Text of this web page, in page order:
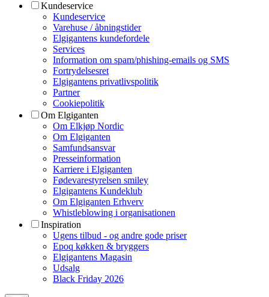
Kundeservice
Kundeservice
Varehuse / åbningstider
Elgigantens kundefordele
Services
Information om spam/phishing-emails og SMS
Fortrydelsesret
Elgigantens privatlivspolitik
Partner
Cookiepolitik
Om Elgiganten
Om Elkjøp Nordic
Om Elgiganten
Samfundsansvar
Presseinformation
Karriere i Elgiganten
Fødevarestyrelsen smiley
Elgigantens Kundeklub
Om Elgiganten Erhverv
Whistleblowing i organisationen
Inspiration
Ugens tilbud - og andre gode priser
Epoq køkken & bryggers
Elgigantens Magasin
Udsalg
Black Friday 2026